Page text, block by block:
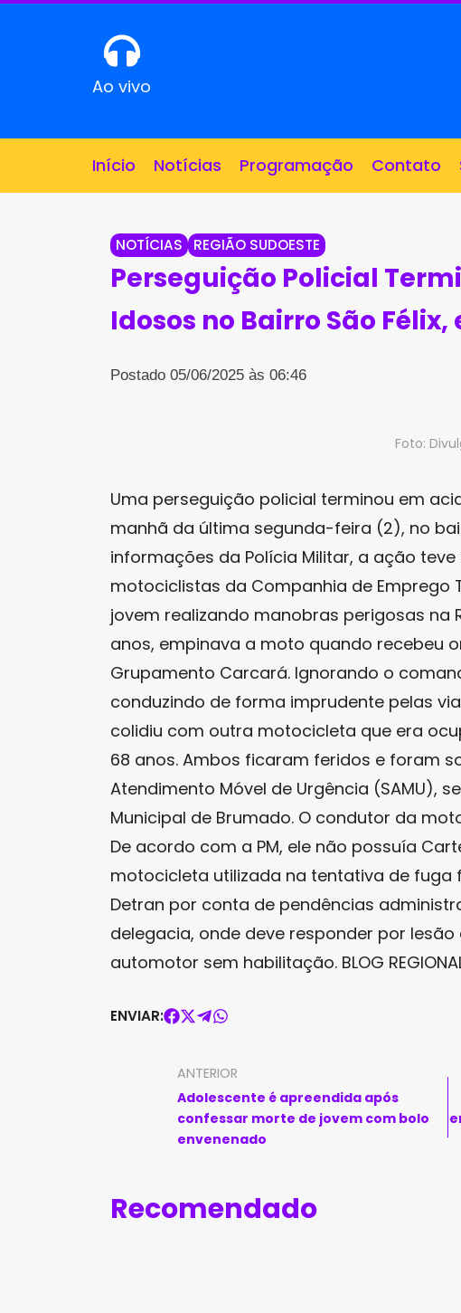
Ao vivo
Início Notícias Programação Contato
NOTÍCIAS REGIÃO SUDOESTE
Perseguição Policial
Idosos no Bairro São
Postado 05/06/2025 às 06:46
Foto:
Uma perseguição policial terminou em
manhã da última segunda-feira (2), no
informações da Polícia Militar, a ação
motociclistas da Companhia de Emprego
jovem realizando manobras perigosas na
anos, empinava a moto quando recebeu
Grupamento Carcará. Ignorando o
conduzindo de forma imprudente pelas
colidiu com outra motocicleta que era
68 anos. Ambos ficaram feridos e foram
Atendimento Móvel de Urgência (SAMU),
Municipal de Brumado. O condutor da
De acordo com a PM, ele não possuía
motocicleta utilizada na tentativa de
Detran por conta de pendências
delegacia, onde deve responder por
automotor sem habilitação. BLOG
ENVIAR:
ANTERIOR
Adolescente é apreendida após
confessar morte de jovem com bolo
envenenado
Recomendado